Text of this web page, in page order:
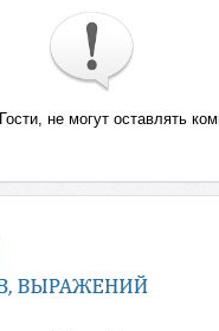
Гости, не могут оставлять